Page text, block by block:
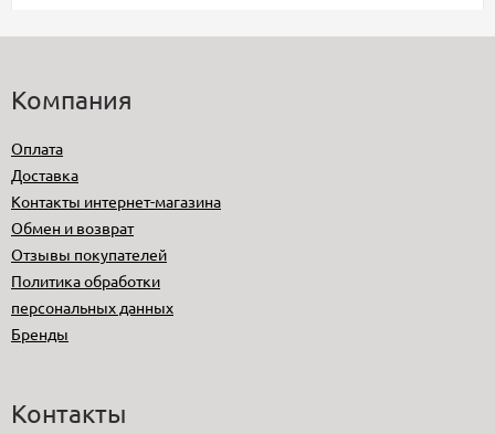
Компания
Оплата
Доставка
Контакты интернет-магазина
Обмен и возврат
Отзывы покупателей
Политика обработки
персональных данных
Бренды
Контакты